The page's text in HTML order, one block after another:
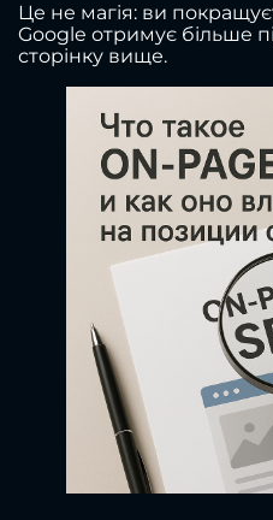
Це не магія: ви
Google отримує більше
сторінку вище.